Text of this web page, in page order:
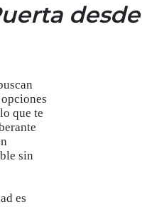
que te
sin
es